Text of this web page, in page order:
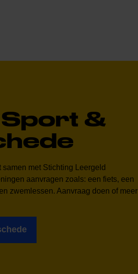
&
met Stichting Leergeld
aanvragen zoals: een fiets, een
zwemlessen. Aanvraag doen of meer